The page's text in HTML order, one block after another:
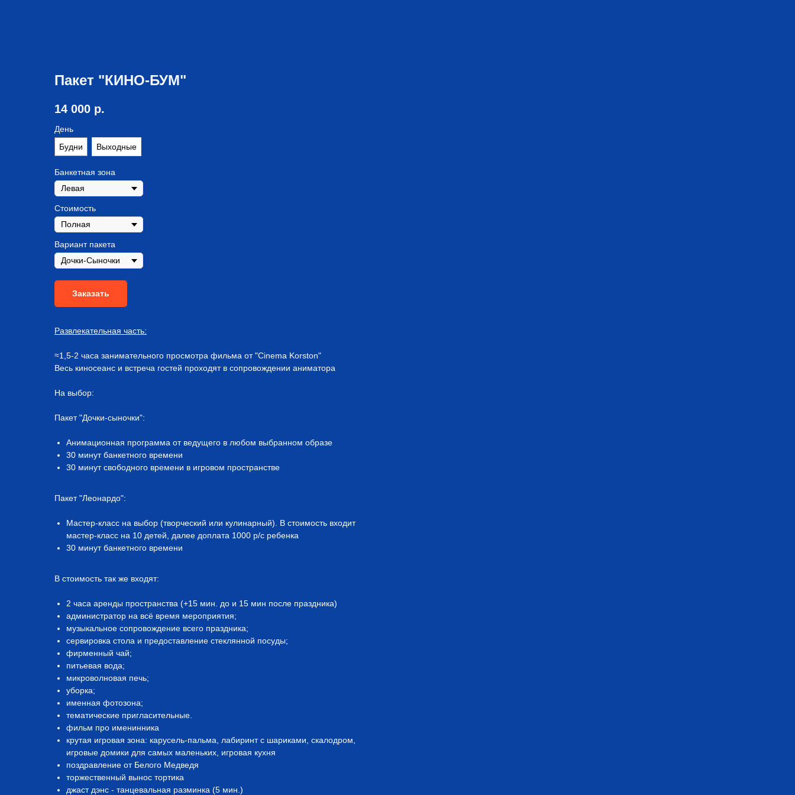
Пакет "КИНО-БУМ"
14 000 р.
День
Будни
Выходные
Банкетная зона
Стоимость
Вариант пакета
Заказать
Развлекательная часть:
≈1,5-2 часа занимательного просмотра фильма от "Cinema Korston"
Весь киносеанс и встреча гостей проходят в сопровождении аниматора
На выбор:
Пакет "Дочки-сыночки":
Анимационная программа от ведущего в любом выбранном образе
30 минут банкетного времени
30 минут свободного времени в игровом пространстве
Пакет "Леонардо":
Мастер-класс на выбор (творческий или кулинарный). В стоимость входит
мастер-класс на 10 детей, далее доплата 1000 р/с ребенка
30 минут банкетного времени
В стоимость так же входят:
2 часа аренды пространства (+15 мин. до и 15 мин после праздника)
администратор на всё время мероприятия;
музыкальное сопровождение всего праздника;
сервировка стола и предоставление стеклянной посуды;
фирменный чай;
питьевая вода;
микроволновая печь;
уборка;
именная фотозона;
тематические пригласительные.
фильм про именинника
крутая игровая зона: карусель-пальма, лабиринт с шариками, скалодром,
игровые домики для самых маленьких, игровая кухня
поздравление от Белого Медведя
торжественный вынос тортика⁠
джаст дэнс - танцевальная разминка (5 мин.)